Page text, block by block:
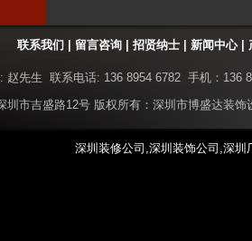
联系我们 留言咨询 招贤纳士 新闻中心|
赵先生 联系电话: 136 8954 6782 手机：136
圳市吉盛路12号 版权所有：深圳市博盛达装
深圳装修公司,深圳装饰公司,深